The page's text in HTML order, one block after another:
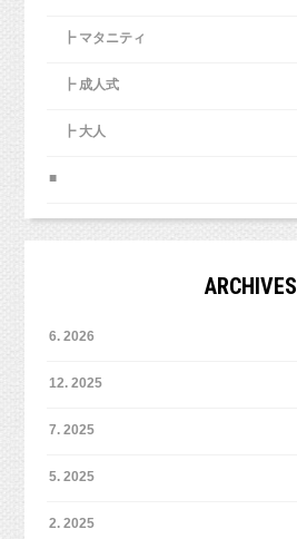
┣ マタニティ
┣ 成人式
┣ 大人
■
ARCHIVES
6. 2026
12. 2025
7. 2025
5. 2025
2. 2025